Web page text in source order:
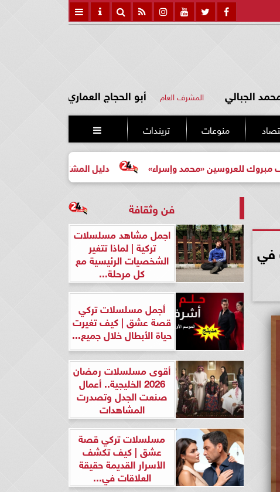
الجبالي المشرف العام أبو الحجاج العماري
منوعات تريندات 
دليل المشتري لأول مرة لاختيار مشروع «محمد وإسراء»
في
فن وثقافة
اجمل مشاهد مسلسلات
تركية | لماذا تتغير
الشخصيات الرئيسية مع
كل مرحلة...
أجمل مسلسلات تركي
قصة عشق | كيف تغيرت
حياة الأبطال خلال جميع...
أقوى مسلسلات رمضان
2026 الخليجية.. أعمال
صنعت الجدل وتصدرت
المشاهدات
مسلسلات تركي قصة
عشق | كيف تكشف
الأسرار القديمة حقيقة
العلاقات في...